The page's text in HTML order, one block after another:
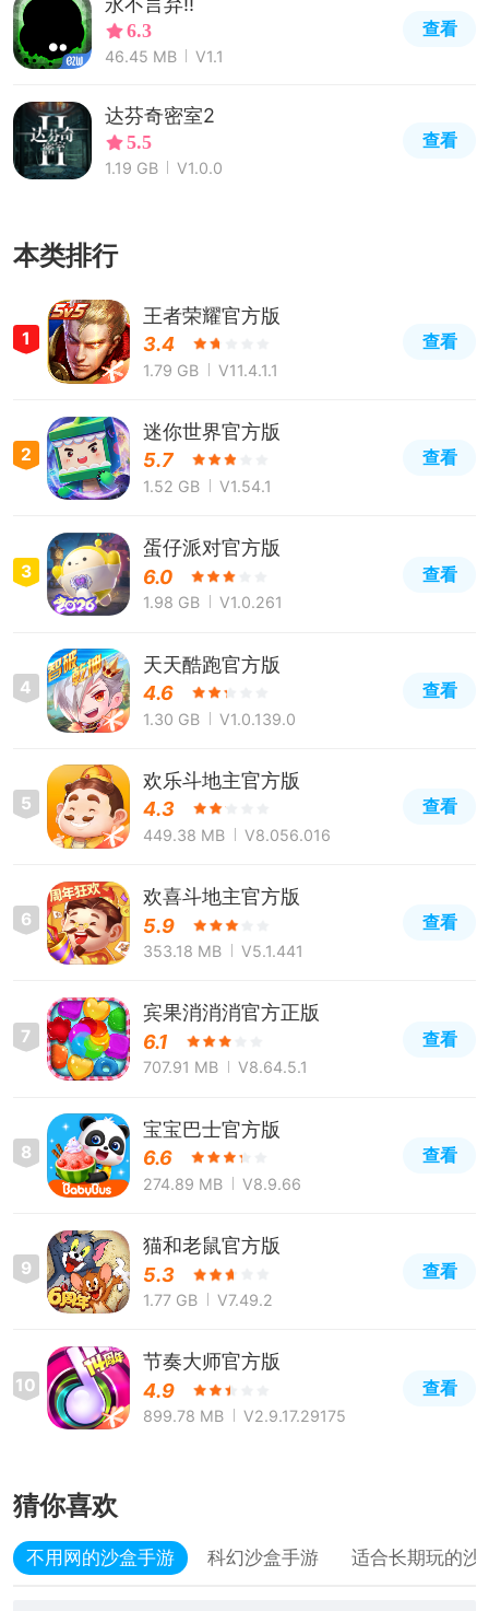
6.3
46.45 MB V1.1
查看
达芬奇密室2
5.5
1.19 GB V1.0.0
查看
本类排行
1
王者荣耀官方版
3.4
1.79 GB V11.4.1.1
查看
2
迷你世界官方版
5.7
1.52 GB V1.54.1
查看
3
蛋仔派对官方版
6.0
1.98 GB V1.0.261
查看
4
天天酷跑官方版
4.6
1.30 GB V1.0.139.0
查看
5
欢乐斗地主官方版
4.3
449.38 MB V8.056.016
查看
6
欢喜斗地主官方版
5.9
353.18 MB V5.1.441
查看
7
宾果消消消官方正版
6.1
707.91 MB V8.64.5.1
查看
8
宝宝巴士官方版
6.6
274.89 MB V8.9.66
查看
9
猫和老鼠官方版
5.3
1.77 GB V7.49.2
查看
10
节奏大师官方版
4.9
899.78 MB V2.9.17.29175
查看
猜你喜欢
不用网的沙盒手游 科幻沙盒手游 适合长期玩的沙